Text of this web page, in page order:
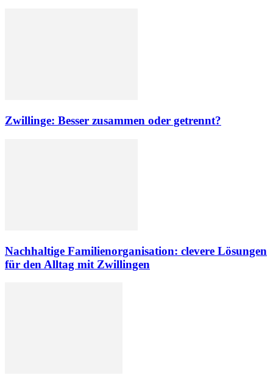
Zwillinge: Besser zusammen oder getrennt?
Nachhaltige Familienorganisation: clevere Lösungen
für den Alltag mit Zwillingen